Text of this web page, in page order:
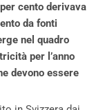
cento derivava
da fonti
nel quadro
per l’anno
devono essere